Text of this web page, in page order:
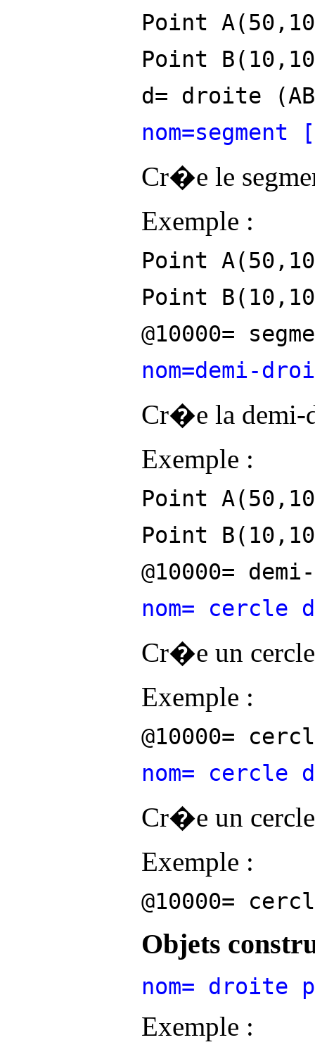
Point
Point
d= droite
nom=segment
Cr�e le
Exemple :
Point
Point
@10000=
nom=demi-
Cr�e la demi-
Exemple :
Point
Point
@10000=
nom= cercle
Cr�e un
Exemple :
@10000=
nom= cercle
Cr�e un
Exemple :
@10000=
Objets
nom= droite
Exemple :